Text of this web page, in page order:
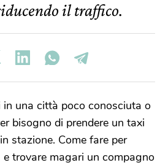
il traffico.
una città poco conosciuta o
bisogno di prendere un taxi
stazione. Come fare per
trovare magari un compagno